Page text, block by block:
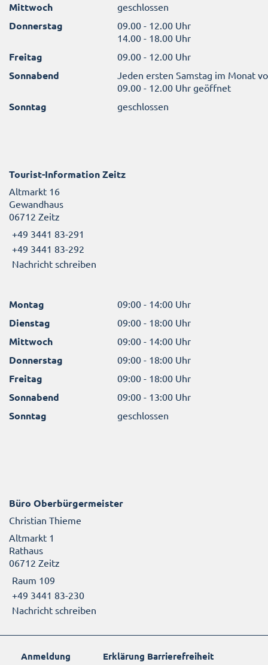
Mittwoch geschlossen
Donnerstag
09.00 - 12.00 Uhr
14.00 - 18.00 Uhr
Freitag 09.00 - 12.00 Uhr
Sonnabend
Jeden ersten Samstag im Monat
09.00 - 12.00 Uhr geöffnet
Sonntag geschlossen
Tourist-Information Zeitz
Altmarkt 16
Gewandhaus
06712 Zeitz
+49 3441 83-291
+49 3441 83-292
Nachricht schreiben
Montag 09:00 - 14:00 Uhr
Dienstag 09:00 - 18:00 Uhr
Mittwoch 09:00 - 14:00 Uhr
Donnerstag 09:00 - 18:00 Uhr
Freitag 09:00 - 18:00 Uhr
Sonnabend 09:00 - 13:00 Uhr
Sonntag geschlossen
Büro Oberbürgermeister
Christian Thieme
Altmarkt 1
Rathaus
06712 Zeitz
Raum 109
+49 3441 83-230
Nachricht schreiben
Anmeldung Erklärung Barrierefreiheit